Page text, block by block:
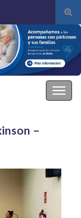
de
–